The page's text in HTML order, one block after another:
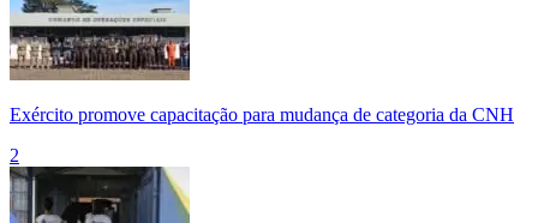
Exército promove capacitação para mudança de categoria da CNH
2